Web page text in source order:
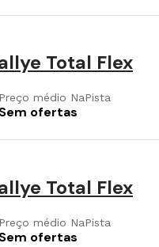
Total Flex
Preço médio NaPista
Sem ofertas
Total Flex
Preço médio NaPista
Sem ofertas